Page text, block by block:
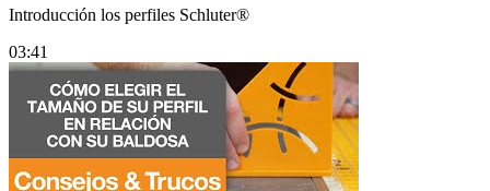
Introducción los perfiles Schluter®
03:41